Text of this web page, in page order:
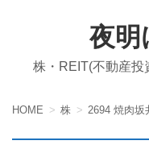
夜明
株・REIT(不動産投
HOME 株 2694 焼肉坂